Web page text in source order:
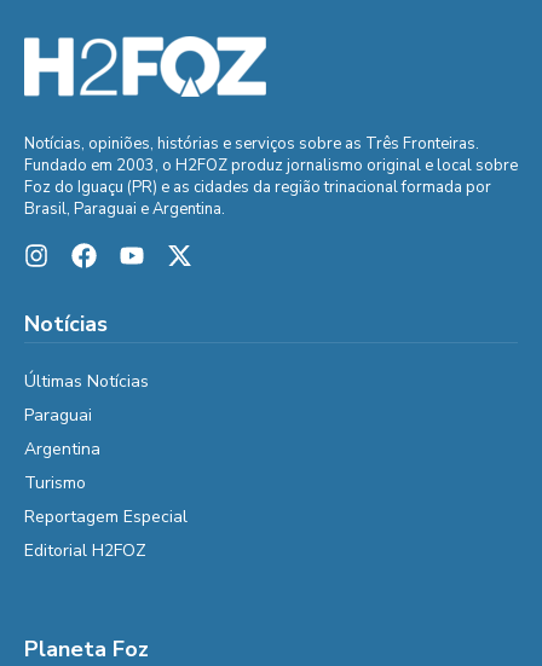
Notícias, opiniões, histórias e serviços sobre as Três Fronteiras.
Fundado em 2003, o H2FOZ produz jornalismo original e local sobre
Foz do Iguaçu (PR) e as cidades da região trinacional formada por
Brasil, Paraguai e Argentina.
Notícias
Últimas Notícias
Paraguai
Argentina
Turismo
Reportagem Especial
Editorial H2FOZ
Planeta Foz